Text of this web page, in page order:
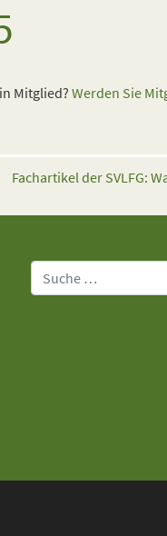
Mitglied?Werden Sie
Fachartikel der SVLFG:
Suche